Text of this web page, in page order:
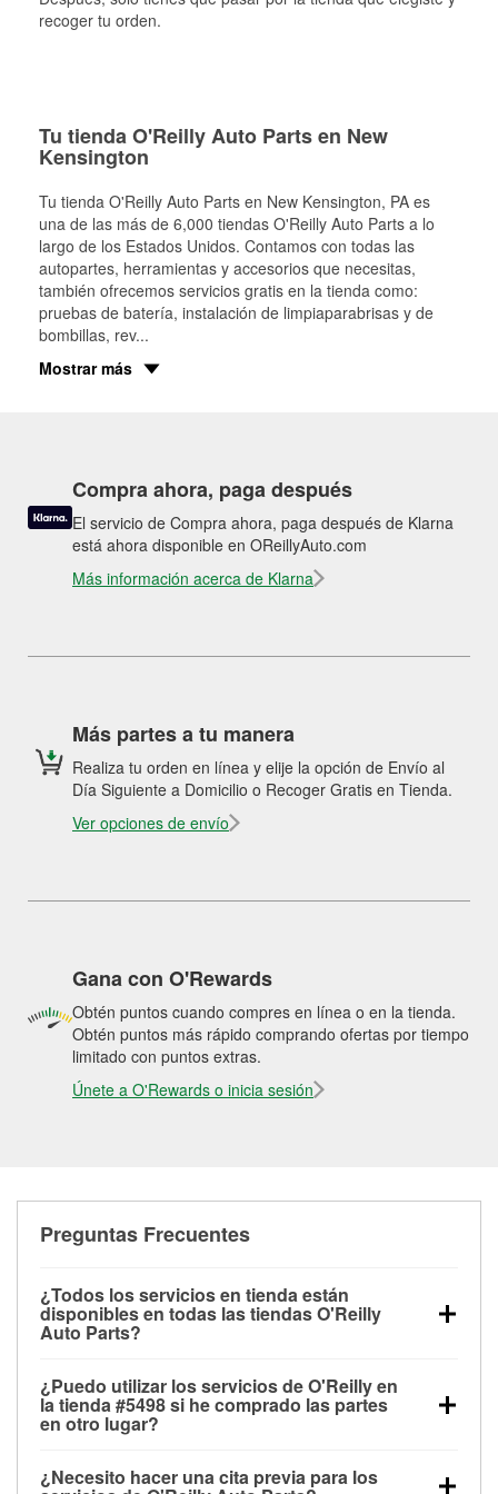
recoger tu orden.
Tu tienda O'Reilly Auto Parts en New
Kensington
Tu tienda O'Reilly Auto Parts en New Kensington, PA es
una de las más de 6,000 tiendas O'Reilly Auto Parts a lo
largo de los Estados Unidos. Contamos con todas las
autopartes, herramientas y accesorios que necesitas,
también ofrecemos servicios gratis en la tienda como:
pruebas de batería, instalación de limpiaparabrisas y de
bombillas, rev...
Mostrar más
Compra ahora, paga después
El servicio de Compra ahora, paga después de Klarna
está ahora disponible en OReillyAuto.com
Más información acerca de Klarna
Más partes a tu manera
Realiza tu orden en línea y elije la opción de Envío al
Día Siguiente a Domicilio o Recoger Gratis en Tienda.
Ver opciones de envío
Gana con O'Rewards
Obtén puntos cuando compres en línea o en la tienda.
Obtén puntos más rápido comprando ofertas por tiempo
limitado con puntos extras.
Únete a O'Rewards o inicia sesión
Preguntas Frecuentes
¿Todos los servicios en tienda están
disponibles en todas las tiendas O'Reilly
Auto Parts?
las pruebas de batería, pruebas de alternador y
motor de arranque, revisión de la luz “Check Engine”
con O'Reilly VeriScan® e instalación de
limpiaparabrisas o bombillas, están disponibles en
¿Puedo utilizar los servicios de O'Reilly en
la tienda #5498 si he comprado las partes
en otro lugar?
de O'Reilly Auto Parts que estén disponibles en la
¿Necesito hacer una cita previa para los